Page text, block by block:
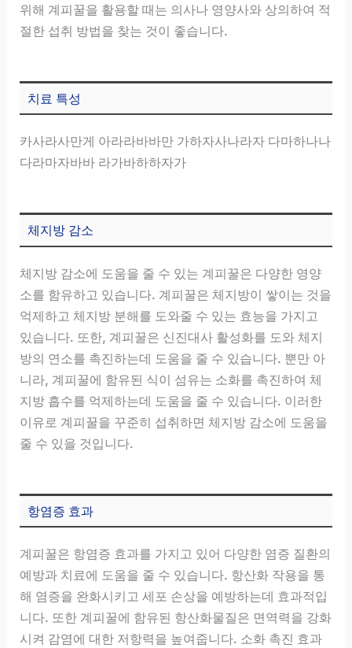
위해 계피꿀을 활용할 때는 의사나 영양사와 상의하여 적
절한 섭취 방법을 찾는 것이 좋습니다.
치료 특성
카사라사만게 아라라바바만 가하자사나라자 다마하나나
다라마자바바 라가바하하자가
체지방 감소
체지방 감소에 도움을 줄 수 있는 계피꿀은 다양한 영양
소를 함유하고 있습니다. 계피꿀은 체지방이 쌓이는 것을
억제하고 체지방 분해를 도와줄 수 있는 효능을 가지고
있습니다. 또한, 계피꿀은 신진대사 활성화를 도와 체지
방의 연소를 촉진하는데 도움을 줄 수 있습니다. 뿐만 아
니라, 계피꿀에 함유된 식이 섬유는 소화를 촉진하여 체
지방 흡수를 억제하는데 도움을 줄 수 있습니다. 이러한
이유로 계피꿀을 꾸준히 섭취하면 체지방 감소에 도움을
줄 수 있을 것입니다.
항염증 효과
계피꿀은 항염증 효과를 가지고 있어 다양한 염증 질환의
예방과 치료에 도움을 줄 수 있습니다. 항산화 작용을 통
해 염증을 완화시키고 세포 손상을 예방하는데 효과적입
니다. 또한 계피꿀에 함유된 항산화물질은 면역력을 강화
시켜 감염에 대한 저항력을 높여줍니다. 소화 촉진 효과